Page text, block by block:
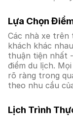
Lựa Chọn
Các nhà xe trên
khách khác
thuận tiện nhất
điểm du lịch.
rõ ràng trong
theo nhu cầu
Lịch Trình